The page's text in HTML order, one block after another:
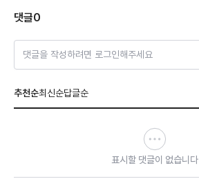
댓글0
댓글을 작성하려면 로그인해주세요
추천순최신순답글순
표시할 댓글이 없습니다